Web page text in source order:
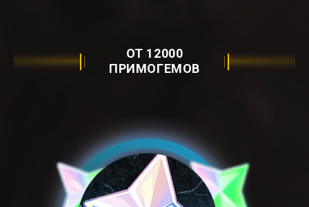
ОТ 12000
ПРИМОГЕМОВ